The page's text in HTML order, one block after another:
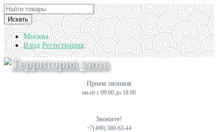
Искать
Москва
Вход Регистрация
Прием звонков
пн-пт с 09:00 до 18:00
Звоните!
+7(499) 380-63-44